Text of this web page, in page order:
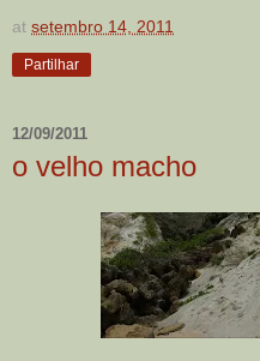
at setembro 14, 2011
Partilhar
12/09/2011
o velho macho